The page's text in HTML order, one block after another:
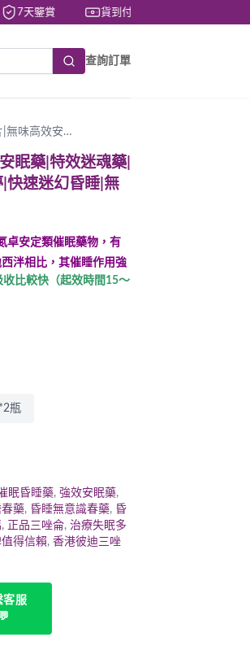
7天鑒賞 貨到付款
查詢訂單
|無味高效安…
眠藥|特效迷魂藥|
快速迷幻昏睡|無
卓安定類催眠藥物，有
泮相比，其催睡作用強
比較快（起效時間15～
瓶
眠昏睡藥, 強效安眠藥,
春藥, 昏睡無意識春藥, 昏
, 正品三唑侖, 治療失眠多
得信賴, 香港彼迪三唑
客服